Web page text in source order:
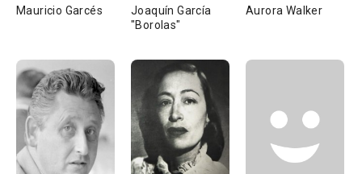
Mauricio Garcés
Joaquín García
"Borolas"
Aurora Walker